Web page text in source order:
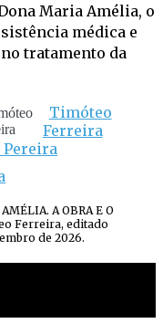
Maria Amélia, o
médica e
tratamento da
Timóteo
Ferreira
A OBRA E O
Ferreira, editado
de 2026.